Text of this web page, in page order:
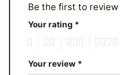
Be the first to review
Your rating *
Your review *